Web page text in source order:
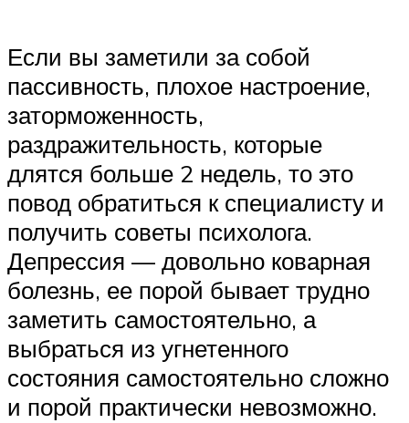
Если вы заметили за собой
пассивность, плохое настроение,
заторможенность,
раздражительность, которые
длятся больше 2 недель, то это
повод обратиться к специалисту и
получить советы психолога.
Депрессия — довольно коварная
болезнь, ее порой бывает трудно
заметить самостоятельно, а
выбраться из угнетенного
состояния самостоятельно сложно
и порой практически невозможно.